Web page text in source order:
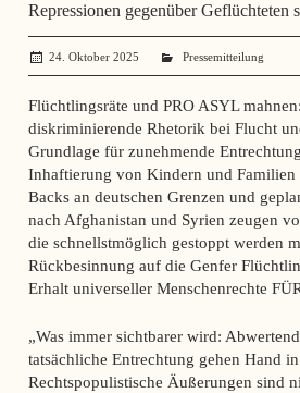
Repressionen gegenüber Geflüchteten
24. Oktober 2025 administrator
Pressemitteilung
Flüchtlingsräte und PRO ASYL
diskriminierende Rhetorik bei Flucht
Grundlage für zunehmende
Inhaftierung von Kindern und Familien
Backs an deutschen Grenzen und
nach Afghanistan und Syrien zeugen
die schnellstmöglich gestoppt werden
Rückbesinnung auf die Genfer
Erhalt universeller Menschenrechte
„Was immer sichtbarer wird:
tatsächliche Entrechtung gehen Hand
Rechtspopulistische Äußerungen sind